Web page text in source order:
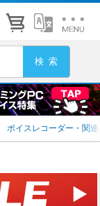
ボイスレコーダー・関連